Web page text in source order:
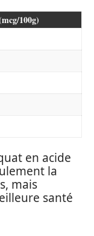
100g)
en acide
la
mais
santé